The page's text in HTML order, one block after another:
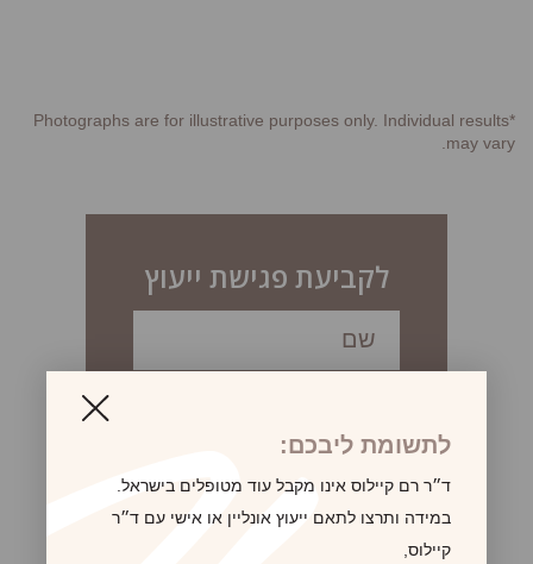
*Photographs are for illustrative purposes only. Individual results
may vary.
לקביעת פגישת ייעוץ
לתשומת ליבכם:
ד״ר רם קיילוס אינו מקבל עוד מטופלים בישראל.
במידה ותרצו לתאם ייעוץ אונליין או אישי עם ד״ר
קיילוס,